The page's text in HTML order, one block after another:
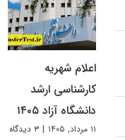
اعلام شهریه
کارشناسی ارشد
دانشگاه آزاد ۱۴۰۵
۱۱ مرداد, ۱۴۰۵ | ۳ دیدگاه